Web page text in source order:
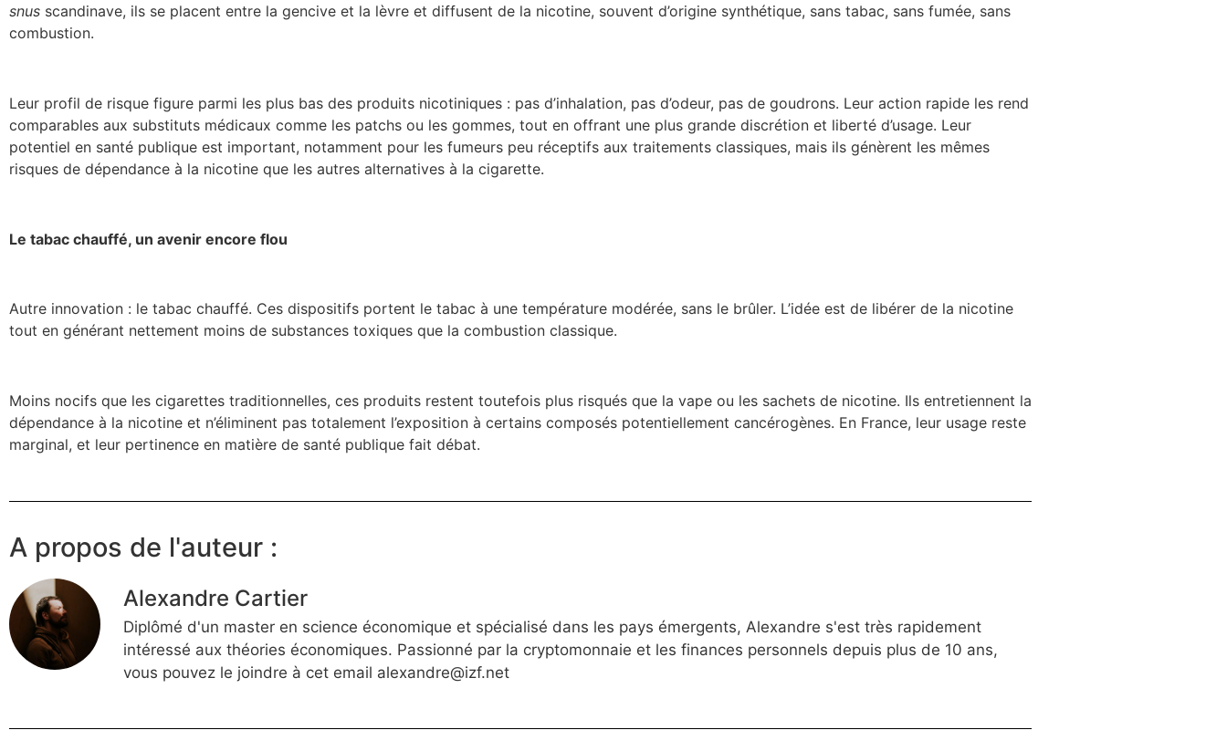
snus scandinave, ils se placent entre la gencive et la lèvre et diffusent de la nicotine, souvent d’origine synthétique, sans tabac, sans fumée, sans
combustion.
Leur profil de risque figure parmi les plus bas des produits nicotiniques : pas d’inhalation, pas d’odeur, pas de goudrons. Leur action rapide les rend
comparables aux substituts médicaux comme les patchs ou les gommes, tout en offrant une plus grande discrétion et liberté d’usage. Leur
potentiel en santé publique est important, notamment pour les fumeurs peu réceptifs aux traitements classiques, mais ils génèrent les mêmes
risques de dépendance à la nicotine que les autres alternatives à la cigarette.
Le tabac chauffé, un avenir encore flou
Autre innovation : le tabac chauffé. Ces dispositifs portent le tabac à une température modérée, sans le brûler. L’idée est de libérer de la nicotine
tout en générant nettement moins de substances toxiques que la combustion classique.
Moins nocifs que les cigarettes traditionnelles, ces produits restent toutefois plus risqués que la vape ou les sachets de nicotine. Ils entretiennent la
dépendance à la nicotine et n’éliminent pas totalement l’exposition à certains composés potentiellement cancérogènes. En France, leur usage reste
marginal, et leur pertinence en matière de santé publique fait débat.
A propos de l'auteur :
Alexandre Cartier
Diplômé d'un master en science économique et spécialisé dans les pays émergents, Alexandre s'est très rapidement
intéressé aux théories économiques. Passionné par la cryptomonnaie et les finances personnels depuis plus de 10 ans,
vous pouvez le joindre à cet email alexandre@izf.net